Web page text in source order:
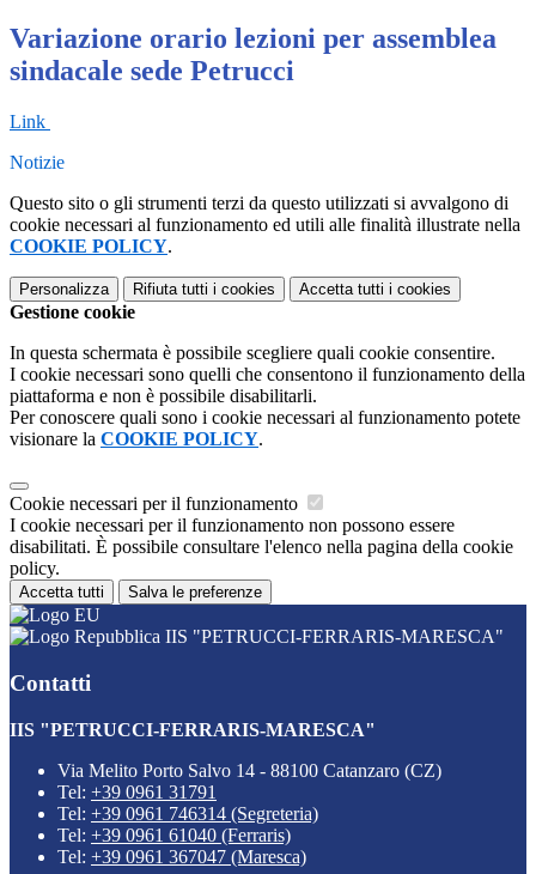
Variazione orario lezioni per assemblea
sindacale sede Petrucci
Link
Notizie
Questo sito o gli strumenti terzi da questo utilizzati si avvalgono di
cookie necessari al funzionamento ed utili alle finalità illustrate nella
COOKIE POLICY.
Personalizza Rifiuta tutti i cookies Accetta tutti i cookies
Gestione cookie
In questa schermata è possibile scegliere quali cookie consentire.
I cookie necessari sono quelli che consentono il funzionamento della
piattaforma e non è possibile disabilitarli.
Per conoscere quali sono i cookie necessari al funzionamento potete
visionare la COOKIE POLICY.
Cookie necessari per il funzionamento
I cookie necessari per il funzionamento non possono essere
disabilitati. È possibile consultare l'elenco nella pagina della cookie
policy.
Accetta tutti Salva le preferenze
IIS "PETRUCCI-FERRARIS-MARESCA"
Contatti
IIS "PETRUCCI-FERRARIS-MARESCA"
Via Melito Porto Salvo 14 - 88100 Catanzaro (CZ)
Tel: +39 0961 31791
Tel: +39 0961 746314 (Segreteria)
Tel: +39 0961 61040 (Ferraris)
Tel: +39 0961 367047 (Maresca)